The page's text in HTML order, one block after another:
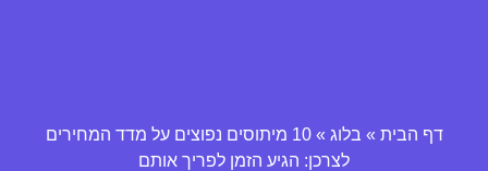
דף הבית » בלוג »
10 מיתוסים נפוצים על מדד המחירים
לצרכן: הגיע הזמן לפריך אותם